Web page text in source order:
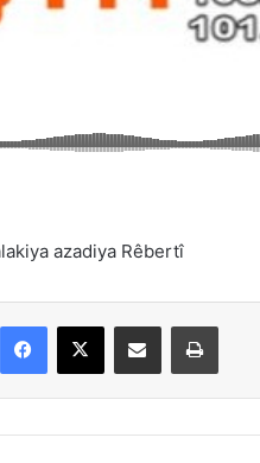
azadiya Rêbertî
Facebook
X Share via Email Print